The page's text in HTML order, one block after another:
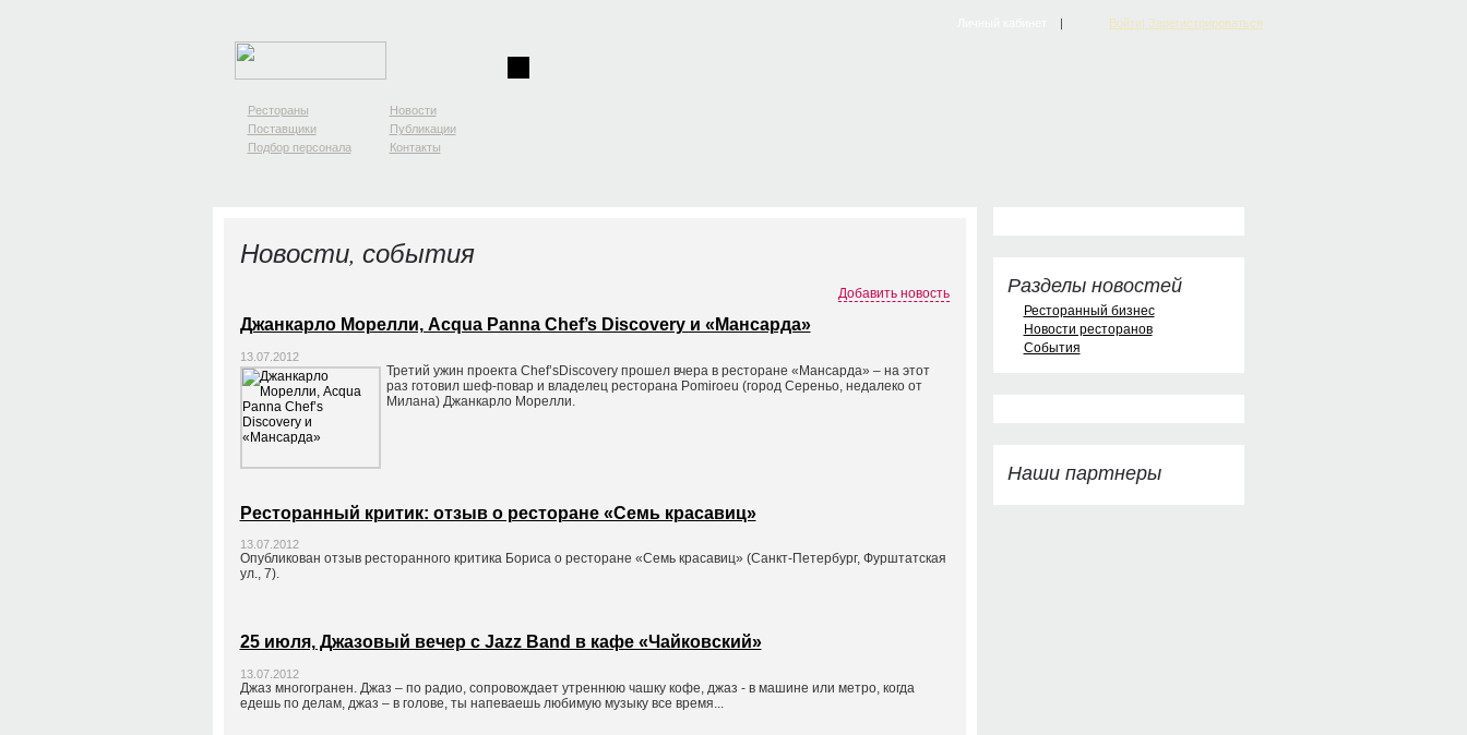
| Войти| Зарегистрироваться
Рестораны
Новости
Поставщики
Публикации
Подбор персонала
Контакты
Новости, события
Добавить новость
Джанкарло Морелли, Acqua Panna Chef’s Discovery и «Мансарда»
13.07.2012
Третий ужин проекта Chef’sDiscovery прошел вчера в ресторане «Мансарда» – на этот
раз готовил шеф-повар и владелец ресторана Pomiroeu (город Сереньо, недалеко от
Милана) Джанкарло Морелли.
Ресторанный критик: отзыв о ресторане «Семь красавиц»
13.07.2012
Опубликован отзыв ресторанного критика Бориса о ресторане «Семь красавиц» (Санкт-Петербург, Фурштатская
ул., 7).
25 июля, Джазовый вечер с Jazz Band в кафе «Чайковский»
13.07.2012
Джаз многогранен. Джаз – по радио, сопровождает утреннюю чашку кофе, джаз - в машине или метро, когда
едешь по делам, джаз – в голове, ты напеваешь любимую музыку все время...
Разделы новостей
Ресторанный бизнес
Новости ресторанов
События
Наши партнеры